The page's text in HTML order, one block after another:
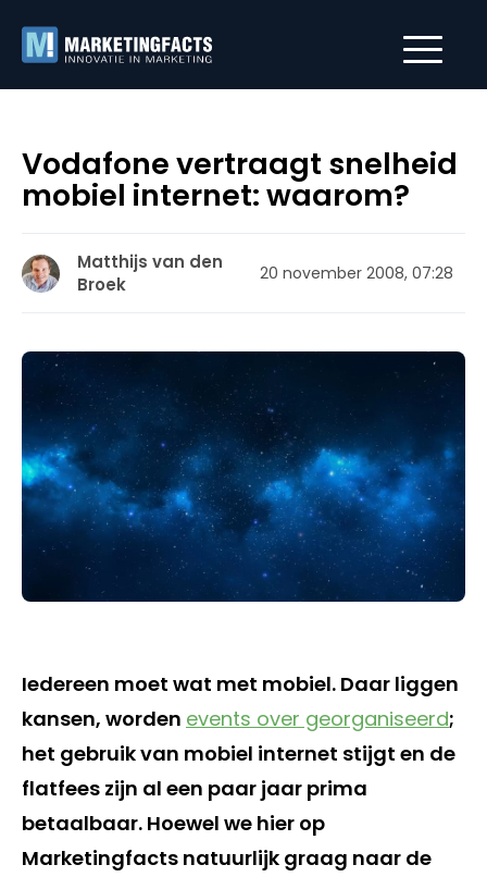
Vodafone vertraagt snelheid
mobiel internet: waarom?
Matthijs van den
Broek
20 november 2008, 07:28
Iedereen moet wat met mobiel. Daar liggen
kansen, worden events over georganiseerd;
het gebruik van mobiel internet stijgt en de
flatfees zijn al een paar jaar prima
betaalbaar. Hoewel we hier op
Marketingfacts natuurlijk graag naar de